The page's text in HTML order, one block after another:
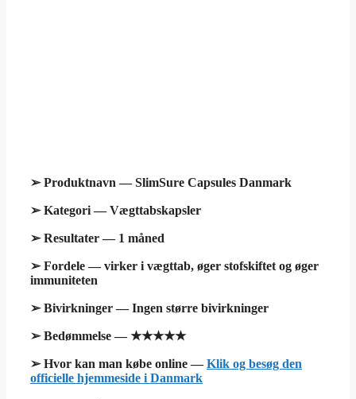
➢ Produktnavn — SlimSure Capsules Danmark
➢ Kategori — Vægttabskapsler
➢ Resultater — 1 måned
➢ Fordele — virker i vægttab, øger stofskiftet og øger
immuniteten
➢ Bivirkninger — Ingen større bivirkninger
➢ Bedømmelse — ★★★★★
➢ Hvor kan man købe online —Klik og besøg den
officielle hjemmeside i Danmark